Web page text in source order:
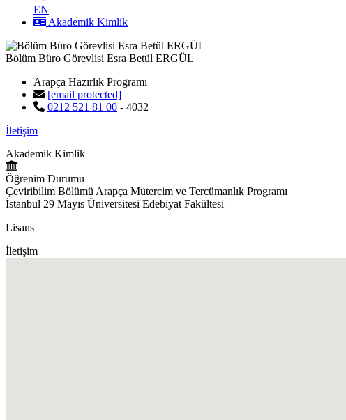
EN
Akademik Kimlik
Bölüm Büro Görevlisi Esra Betül ERGÜL
Arapça Hazırlık Programı
[email protected]
0212 521 81 00 - 4032
İletişim
Akademik Kimlik
Öğrenim Durumu
Çeviribilim Bölümü Arapça Mütercim ve Tercümanlık Programı
İstanbul 29 Mayıs Üniversitesi Edebiyat Fakültesi
Lisans
İletişim